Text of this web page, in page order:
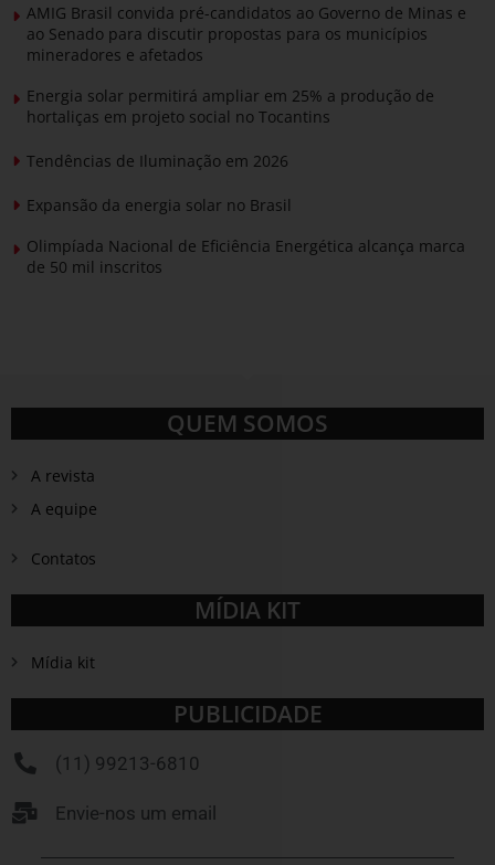
AMIG Brasil convida pré-candidatos ao Governo de Minas e
ao Senado para discutir propostas para os municípios
mineradores e afetados
Energia solar permitirá ampliar em 25% a produção de
hortaliças em projeto social no Tocantins
Tendências de Iluminação em 2026
Expansão da energia solar no Brasil
Olimpíada Nacional de Eficiência Energética alcança marca
de 50 mil inscritos
QUEM SOMOS
A revista
A equipe
Contatos
MÍDIA KIT
Mídia kit
PUBLICIDADE
(11) 99213-6810
Envie-nos um email